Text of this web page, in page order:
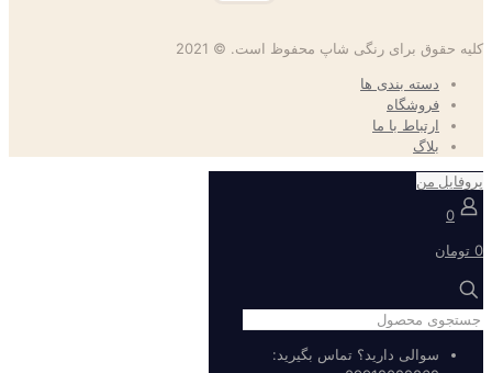
کلیه حقوق برای رنگی شاپ محفوظ است. © 2021
دسته بندی ها
فروشگاه
ارتباط با ما
بلاگ
پروفایل من
0
0 تومان
سوالی دارید؟ تماس بگیرید: